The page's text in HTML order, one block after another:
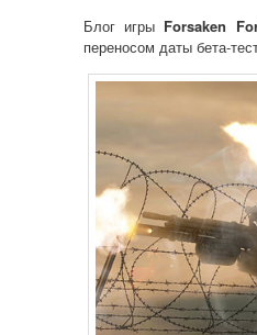
Блог игры Forsaken
переносом даты бета-